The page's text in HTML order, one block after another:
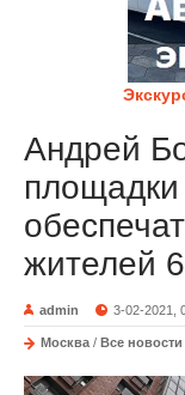
Андрей
жителей
admin 3-02-2021,
Москва / Все новости